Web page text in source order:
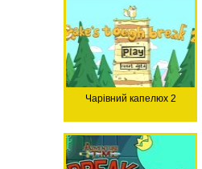
Чарівний капелюх 2